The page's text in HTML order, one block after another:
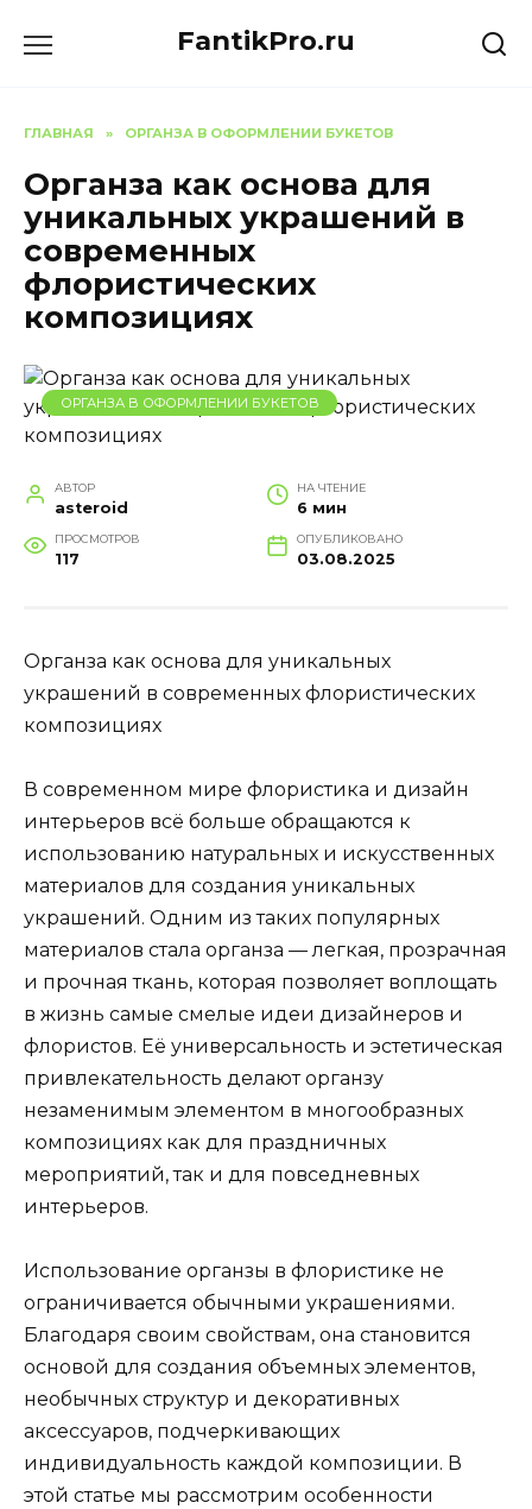
FantikPro.ru
ГЛАВНАЯ » ОРГАНЗА В ОФОРМЛЕНИИ БУКЕТОВ
Органза как основа для
уникальных украшений в
современных
флористических
композициях
ОРГАНЗА В ОФОРМЛЕНИИ БУКЕТОВ
АВТОР
asteroid
НА ЧТЕНИЕ
6 мин
ПРОСМОТРОВ
117
ОПУБЛИКОВАНО
03.08.2025
Органза как основа для уникальных
украшений в современных флористических
композициях
В современном мире флористика и дизайн
интерьеров всё больше обращаются к
использованию натуральных и искусственных
материалов для создания уникальных
украшений. Одним из таких популярных
материалов стала органза — легкая, прозрачная
и прочная ткань, которая позволяет воплощать
в жизнь самые смелые идеи дизайнеров и
флористов. Её универсальность и эстетическая
привлекательность делают органзу
незаменимым элементом в многообразных
композициях как для праздничных
мероприятий, так и для повседневных
интерьеров.
Использование органзы в флористике не
ограничивается обычными украшениями.
Благодаря своим свойствам, она становится
основой для создания объемных элементов,
необычных структур и декоративных
аксессуаров, подчеркивающих
индивидуальность каждой композиции. В
этой статье мы рассмотрим особенности